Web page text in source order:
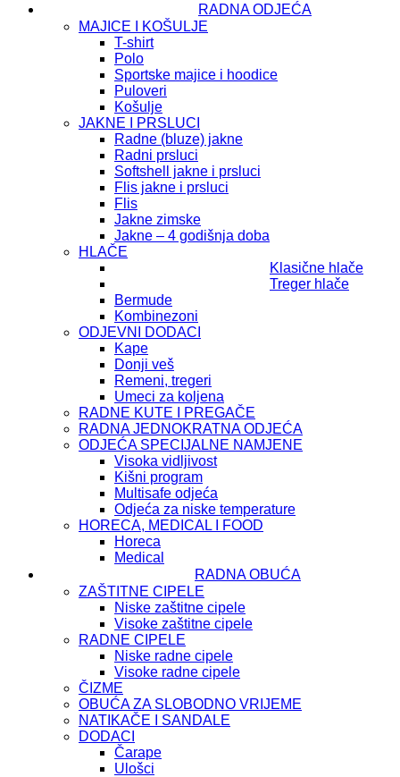
RADNA ODJEĆA
MAJICE I KOŠULJE
T-shirt
Polo
Sportske majice i hoodice
Puloveri
Košulje
JAKNE I PRSLUCI
Radne (bluze) jakne
Radni prsluci
Softshell jakne i prsluci
Flis jakne i prsluci
Flis
Jakne zimske
Jakne – 4 godišnja doba
HLAČE
Klasične hlače
Treger hlače
Bermude
Kombinezoni
ODJEVNI DODACI
Kape
Donji veš
Remeni, tregeri
Umeci za koljena
RADNE KUTE I PREGAČE
RADNA JEDNOKRATNA ODJEĆA
ODJEĆA SPECIJALNE NAMJENE
Visoka vidljivost
Kišni program
Multisafe odjeća
Odjeća za niske temperature
HORECA, MEDICAL I FOOD
Horeca
Medical
RADNA OBUĆA
ZAŠTITNE CIPELE
Niske zaštitne cipele
Visoke zaštitne cipele
RADNE CIPELE
Niske radne cipele
Visoke radne cipele
ČIZME
OBUĆA ZA SLOBODNO VRIJEME
NATIKAČE I SANDALE
DODACI
Čarape
Ulošci